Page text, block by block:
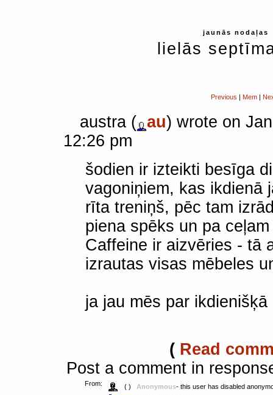
jaunās nodaļas
lielās
Previous | Mem |
austra ( au) wrote on
12:26 pm
šodien ir izteikti besīga
vagoniņiem, kas ikdienā
rīta treniņš, pēc tam
piena spēks un pa
Caffeine ir aizvēries - tā
izrautas visas mēbeles
ja jau mēs par
( Read
Post a comment in
From: ( ) Anonymous- this user has disabled